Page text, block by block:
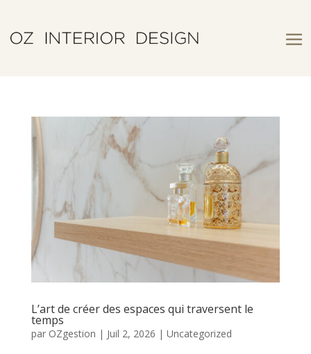
L’art de créer des espaces qui traversent le
temps
par OZgestion | Juil 2, 2026 | Uncategorized